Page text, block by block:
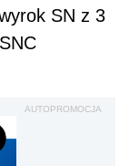
SN z 3
AUTOPROMOCJA